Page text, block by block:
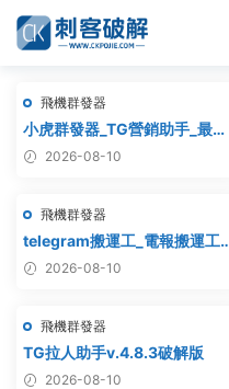
飛機群發器
小虎群發器_TG營銷助手_最新
版_破解版_永久版
2026-08-10
飛機群發器
telegram搬運工_電報搬運工_
電報克隆_電報資源批量搬運
2026-08-10
飛機群發器
TG拉人助手v.4.8.3破解版
2026-08-10